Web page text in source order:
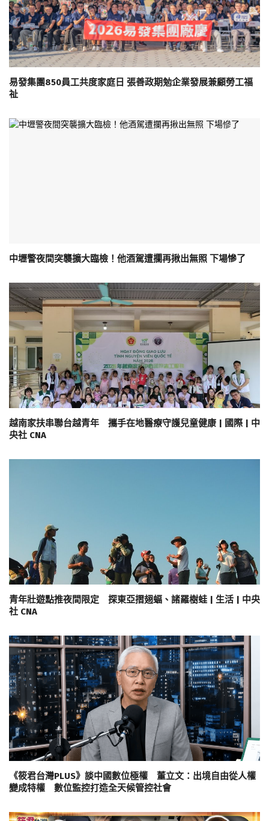
易發集團850員工共度家庭日 張善政期勉企業發展兼顧勞工福
祉
中壢警夜間突襲擴大臨檢！他酒駕遭攔再揪出無照 下場慘了
越南家扶串聯台越青年 攜手在地醫療守護兒童健康 | 國際 | 中
央社 CNA
青年壯遊點推夜間限定 探東亞摺翅蝠、諸羅樹蛙 | 生活 | 中央
社 CNA
《筱君台灣PLUS》談中國數位極權 董立文：出境自由從人權
變成特權 數位監控打造全天候管控社會